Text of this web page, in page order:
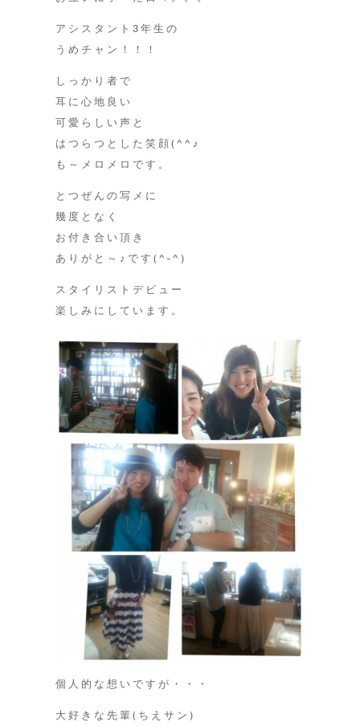
アシスタント3年生の
うめチャン！！！
しっかり者で
耳に心地良い
可愛らしい声と
はつらつとした笑顔(^^♪
も～メロメロです。
とつぜんの写メに
幾度となく
お付き合い頂き
ありがと～♪です(^-^)
スタイリストデビュー
楽しみにしています。
個人的な想いですが・・・
大好きな先輩(ちえサン)